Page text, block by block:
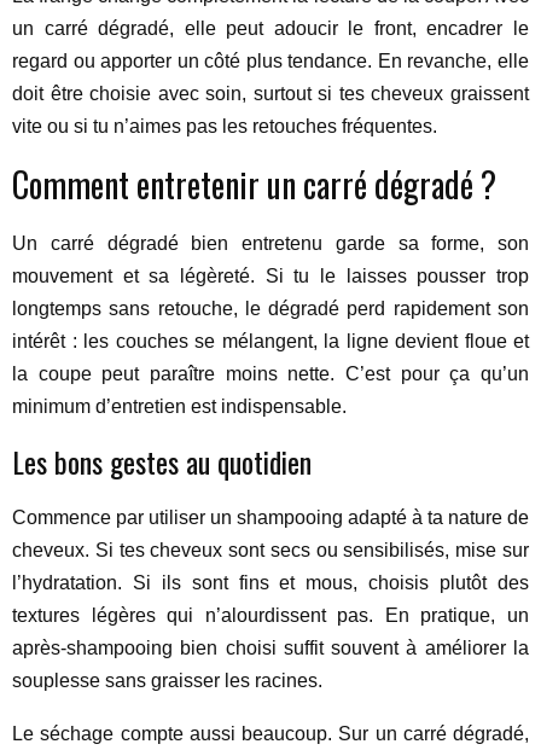
un carré dégradé, elle peut adoucir le front, encadrer le
regard ou apporter un côté plus tendance. En revanche, elle
doit être choisie avec soin, surtout si tes cheveux graissent
vite ou si tu n’aimes pas les retouches fréquentes.
Comment entretenir un carré dégradé ?
Un carré dégradé bien entretenu garde sa forme, son
mouvement et sa légèreté. Si tu le laisses pousser trop
longtemps sans retouche, le dégradé perd rapidement son
intérêt : les couches se mélangent, la ligne devient floue et
la coupe peut paraître moins nette. C’est pour ça qu’un
minimum d’entretien est indispensable.
Les bons gestes au quotidien
Commence par utiliser un shampooing adapté à ta nature de
cheveux. Si tes cheveux sont secs ou sensibilisés, mise sur
l’hydratation. Si ils sont fins et mous, choisis plutôt des
textures légères qui n’alourdissent pas. En pratique, un
après-shampooing bien choisi suffit souvent à améliorer la
souplesse sans graisser les racines.
Le séchage compte aussi beaucoup. Sur un carré dégradé,